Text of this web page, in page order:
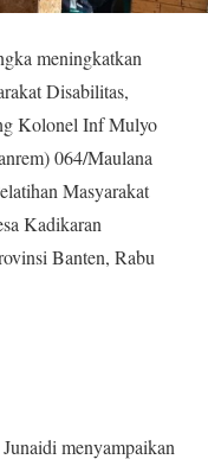
meningkatkan
Disabilitas,
Kolonel Inf Mulyo
064/Maulana
Masyarakat
Kadikaran
Banten, Rabu
menyampaikan